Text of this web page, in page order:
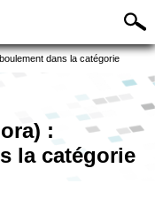
dans la catégorie
:
la catégorie